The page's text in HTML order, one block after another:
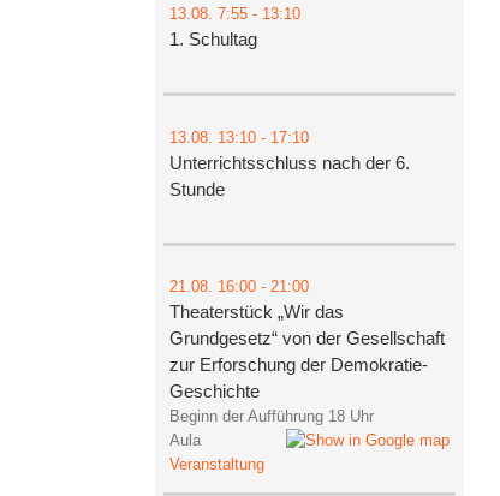
13.08. 7:55- 13:10
1. Schultag
13.08. 13:10- 17:10
Unterrichtsschluss nach der 6.
Stunde
21.08. 16:00- 21:00
Theaterstück „Wir das
Grundgesetz“ von der Gesellschaft
zur Erforschung der Demokratie-
Geschichte
Beginn der Aufführung 18 Uhr
Aula
Veranstaltung